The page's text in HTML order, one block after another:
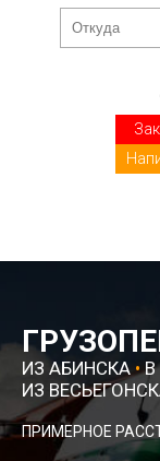
ИЗ АБИНСКА •В
ИЗ
ПРИМЕРНОЕ